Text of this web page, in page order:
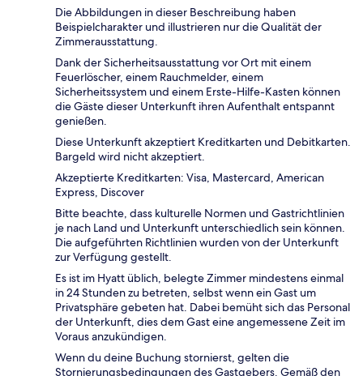
Die Abbildungen in dieser Beschreibung haben
Beispielcharakter und illustrieren nur die Qualität der
Zimmerausstattung.
Dank der Sicherheitsausstattung vor Ort mit einem
Feuerlöscher, einem Rauchmelder, einem
Sicherheitssystem und einem Erste-Hilfe-Kasten können
die Gäste dieser Unterkunft ihren Aufenthalt entspannt
genießen.
Diese Unterkunft akzeptiert Kreditkarten und Debitkarten.
Bargeld wird nicht akzeptiert.
Akzeptierte Kreditkarten: Visa, Mastercard, American
Express, Discover
Bitte beachte, dass kulturelle Normen und Gastrichtlinien
je nach Land und Unterkunft unterschiedlich sein können.
Die aufgeführten Richtlinien wurden von der Unterkunft
zur Verfügung gestellt.
Es ist im Hyatt üblich, belegte Zimmer mindestens einmal
in 24 Stunden zu betreten, selbst wenn ein Gast um
Privatsphäre gebeten hat. Dabei bemüht sich das Personal
der Unterkunft, dies dem Gast eine angemessene Zeit im
Voraus anzukündigen.
Wenn du deine Buchung stornierst, gelten die
Stornierungsbedingungen des Gastgebers. Gemäß den